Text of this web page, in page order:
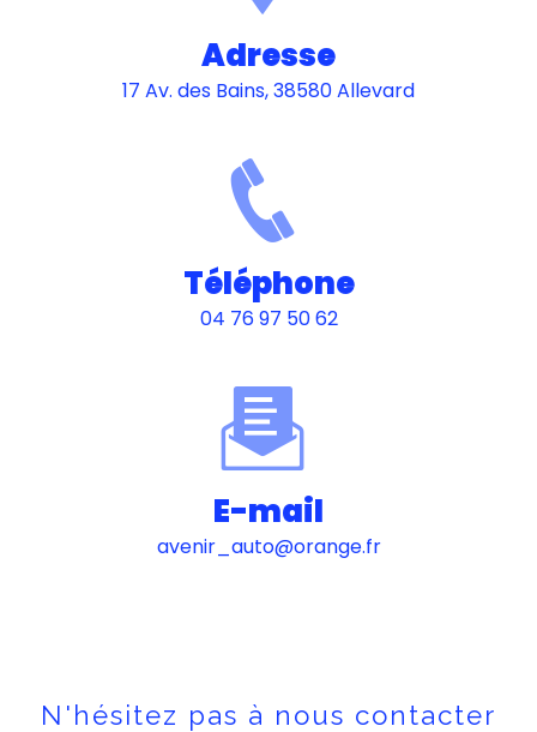
Adresse
17 Av. des Bains, 38580 Allevard
Téléphone
04 76 97 50 62
E-mail
avenir_auto@orange.fr
N'hésitez pas à nous contacter